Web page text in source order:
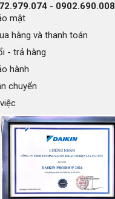
- 0902.690.008
mật
hàng và thanh toán
- trả hàng
hành
chuyển